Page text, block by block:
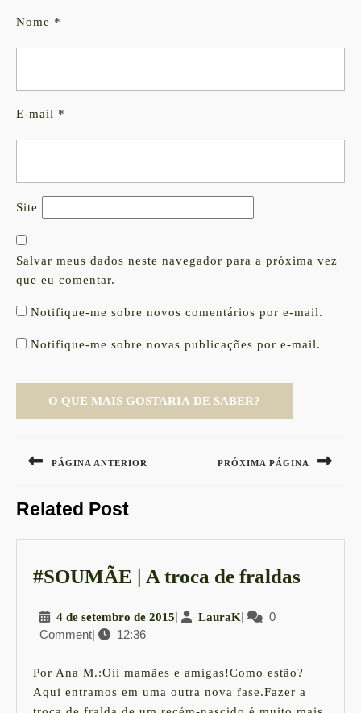
Nome *
E-mail *
Site
Salvar meus dados neste navegador para a próxima vez
que eu comentar.
Notifique-me sobre novos comentários por e-mail.
Notifique-me sobre novas publicações por e-mail.
de
PÁGINA ANTERIOR
post:
PRÓXIMA PÁGINA
Related Post
#SOUMÃE | A troca de fraldas
de
fraldas
4 de setembro de 20154
de
2015
| LauraKLauraK
|
0
Comment| 12:36
Por Ana M.:Oii mamães e amigas!Como estão?
Aqui entramos em uma outra nova fase.Fazer a